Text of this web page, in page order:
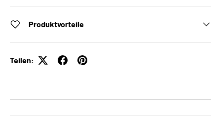
Produktvorteile
Teilen: